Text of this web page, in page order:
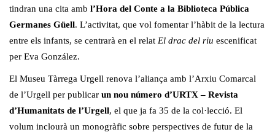
tindran una cita amb l’Hora del Conte a la Biblioteca Pública
Germanes Güell. L’activitat, que vol fomentar l’hàbit de la lectura
entre els infants, se centrarà en el relat El drac del riu escenificat
per Eva González.
El Museu Tàrrega Urgell renova l’aliança amb l’Arxiu Comarcal
de l’Urgell per publicar un nou número d’URTX – Revista
d’Humanitats de l’Urgell, el que ja fa 35 de la col·lecció. El
volum inclourà un monogràfic sobre perspectives de futur de la